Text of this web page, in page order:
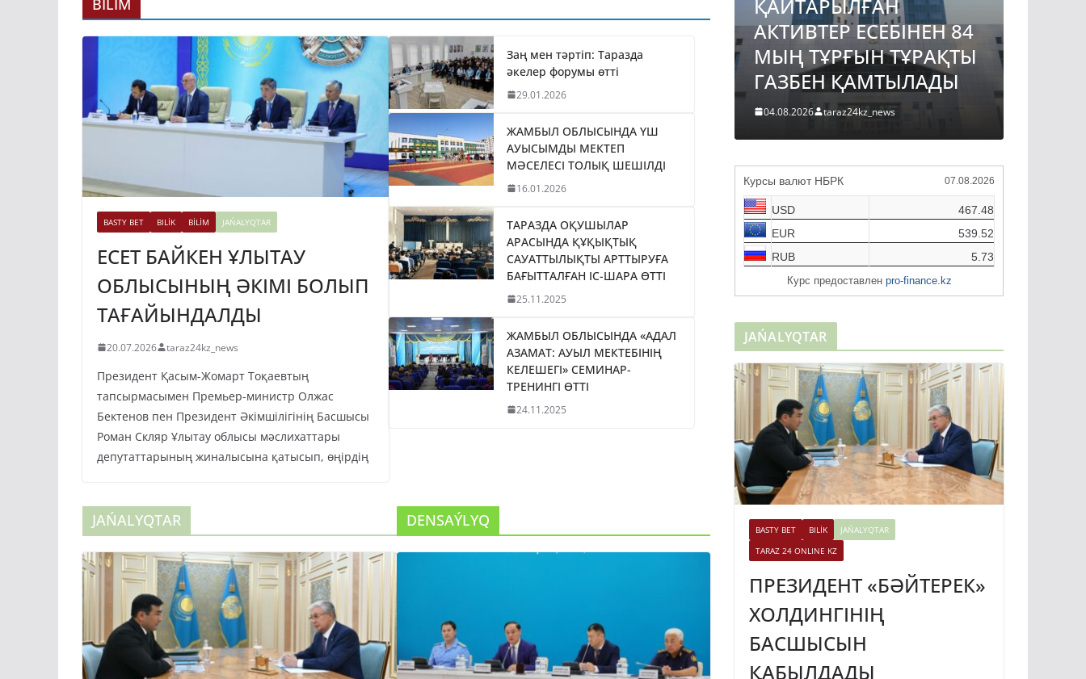
BASTY BET BILİK BİLİM JAŃALYQTAR
ЕСЕТ БАЙКЕН ҰЛЫТАУ
ОБЛЫСЫНЫҢ ӘКІМІ БОЛЫП
ТАҒАЙЫНДАЛДЫ
20.07.2026 taraz24kz_news
Президент Қасым-Жомарт Тоқаевтың
тапсырмасымен Премьер-министр Олжас
Бектенов пен Президент Әкімшілігінің Басшысы
Роман Скляр Ұлытау облысы мәслихаттары
депутаттарының жиналысына қатысып, өңірдің
Заң мен тәртіп: Таразда
әкелер форумы өтті
29.01.2026
ЖАМБЫЛ ОБЛЫСЫНДА ҮШ
АУЫСЫМДЫ МЕКТЕП
МӘСЕЛЕСІ ТОЛЫҚ ШЕШІЛДІ
16.01.2026
ТАРАЗДА ОҚУШЫЛАР
АРАСЫНДА ҚҰҚЫҚТЫҚ
САУАТТЫЛЫҚТЫ АРТТЫРУҒА
БАҒЫТТАЛҒАН ІС-ШАРА ӨТТІ
25.11.2025
ЖАМБЫЛ ОБЛЫСЫНДА «АДАЛ
АЗАМАТ: АУЫЛ МЕКТЕБІНІҢ
КЕЛЕШЕГІ» СЕМИНАР-
ТРЕНИНГІ ӨТТІ
24.11.2025
JAŃALYQTAR DENSAÝLYQ
ДАМЫТУДЫҢ 2035
ЖЫЛҒА ДЕЙІНГІ
ЖОСПАРЫ БЕКІТІЛДІ
31.07.2026 taraz24kz_news
ХОЛДИНГІНІҢ
БАСШЫСЫН
ҚАБЫЛДАДЫ
ҚАЙТАРЫЛҒАН
АКТИВТЕР ЕСЕБІНЕН 84
МЫҢ ТҰРҒЫН ТҰРАҚТЫ
ГАЗБЕН ҚАМТЫЛАДЫ
04.08.2026 taraz24kz_news
Курсы валют НБРК 07.08.2026
USD
467.48
EUR
539.52
RUB
5.73
Курс предоставлен pro-finance.kz
JAŃALYQTAR
BASTY BET BILİK
JAŃALYQTAR
TARAZ 24 ONLINE KZ
ПРЕЗИДЕНТ «БӘЙТЕРЕК»
ХОЛДИНГІНІҢ
БАСШЫСЫН
ҚАБЫЛДАДЫ